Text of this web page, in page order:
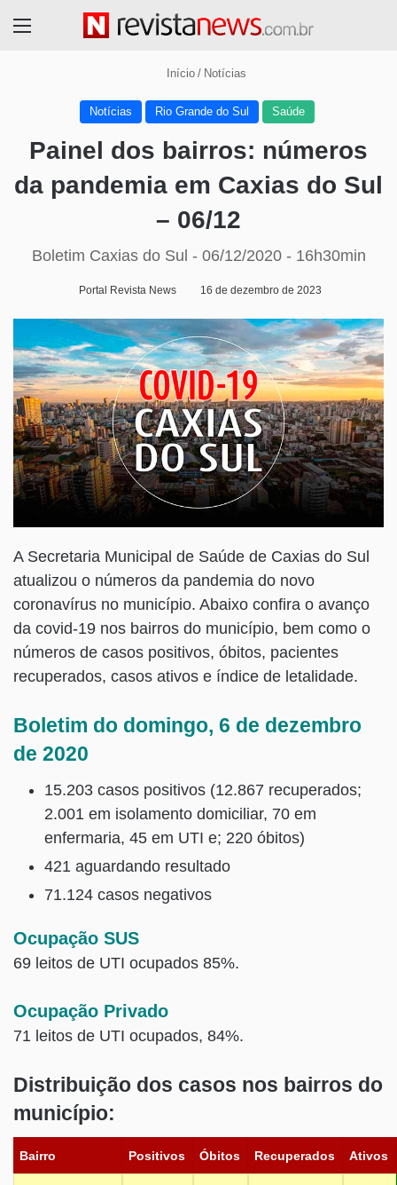
Início / Notícias
Notícias Rio Grande do Sul Saúde
Painel dos bairros: números
da pandemia em Caxias do Sul
– 06/12
Boletim Caxias do Sul - 06/12/2020 - 16h30min
Portal Revista News 16 de dezembro de 2023
A Secretaria Municipal de Saúde de Caxias do Sul
atualizou o números da pandemia do novo
coronavírus no município. Abaixo confira o avanço
da covid-19 nos bairros do município, bem como o
números de casos positivos, óbitos, pacientes
recuperados, casos ativos e índice de letalidade.
Boletim do domingo, 6 de dezembro
de 2020
15.203 casos positivos (12.867 recuperados;
2.001 em isolamento domiciliar, 70 em
enfermaria, 45 em UTI e; 220 óbitos)
421 aguardando resultado
71.124 casos negativos
Ocupação SUS
69 leitos de UTI ocupados 85%.
Ocupação Privado
71 leitos de UTI ocupados, 84%.
Distribuição dos casos nos bairros do
município:
Bairro Positivos Óbitos Recuperados Ativos